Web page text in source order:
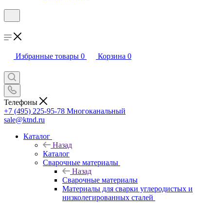
Избранные товары 0 Корзина 0
Телефоны
+7 (495) 225-95-78 Многоканальный
sale@ktnd.ru
Каталог
Назад
Каталог
Сварочные материалы
Назад
Сварочные материалы
Материалы для сварки углеродистых и
низколегированных сталей